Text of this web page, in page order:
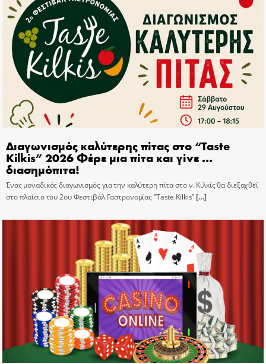
Διαγωνισμός καλύτερης πίτας στο “Taste
Kilkis” 2026 Φέρε μια πίτα και γίνε …
διασημόπιτα!
Ένας μοναδικός διαγωνισμός για την καλύτερη πίτα στο ν. Κιλκίς θα διεξαχθεί
στο πλαίσιο του 2ου Φεστιβάλ Γαστρονομίας “Taste Kilkis”[…]